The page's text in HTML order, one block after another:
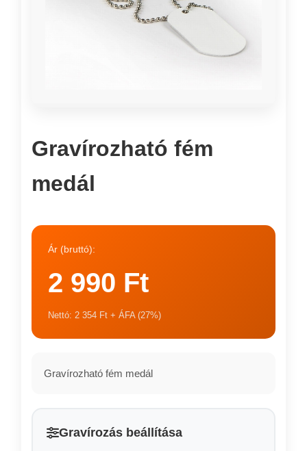
Gravírozható fém
medál
Ár (bruttó):
2 990 Ft
Nettó: 2 354 Ft + ÁFA (27%)
Gravírozható fém medál
Gravírozás beállítása